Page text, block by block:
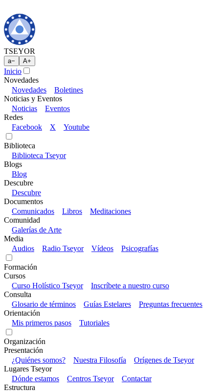
TSEYOR
a− A+
Inicio
Novedades
Novedades
Boletines
Noticias y Eventos
Noticias
Eventos
Redes
Facebook
X Youtube
Biblioteca
Biblioteca Tseyor
Blogs
Blog
Descubre
Descubre
Documentos
Comunicados
Libros
Meditaciones
Comunidad
Galerías de Arte
Media
Audios
Radio Tseyor Vídeos Psicografías
Formación
Cursos
Curso Holístico Tseyor
Inscríbete a nuestro curso
Consulta
Glosario de términos
Guías Estelares
Preguntas frecuentes
Orientación
Mis primeros pasos
Tutoriales
Organización
Presentación
¿Quiénes somos?
Nuestra Filosofía
Orígenes de Tseyor
Lugares Tseyor
Dónde estamos
Centros Tseyor
Contactar
Estructura